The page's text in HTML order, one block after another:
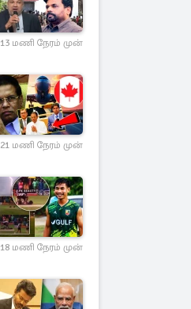
13 மணி நேரம் முன்
21 மணி நேரம் முன்
18 மணி நேரம் முன்